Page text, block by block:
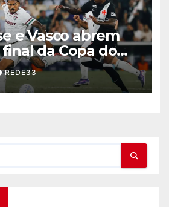
e Vasco abrem
da Copa do
a 0
REDE33